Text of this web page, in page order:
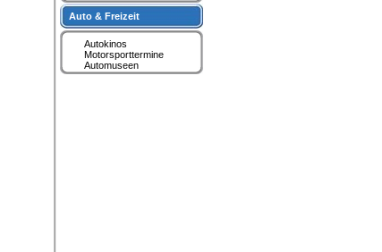
Auto & Freizeit
Autokinos
Motorsporttermine
Automuseen